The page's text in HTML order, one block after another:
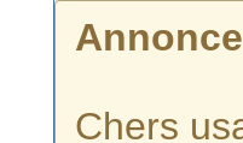
Annonce
Chers